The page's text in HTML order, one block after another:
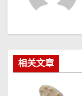
相关文章